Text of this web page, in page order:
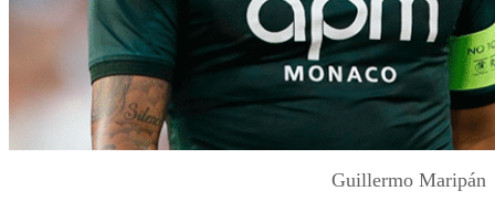
Guillermo Maripán